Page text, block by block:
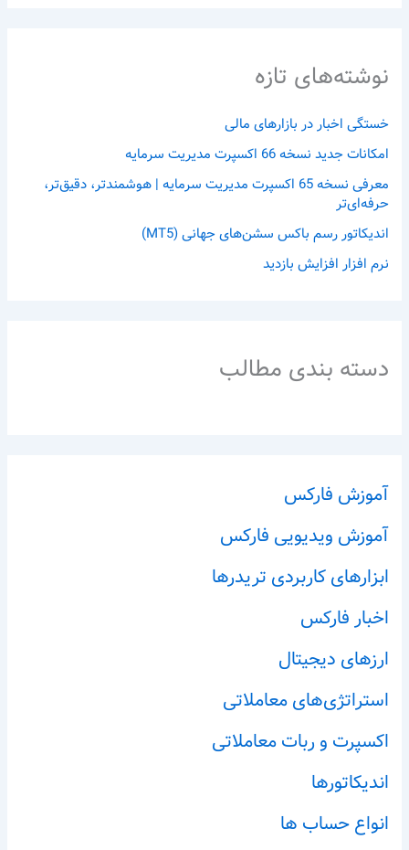
نوشته‌های تازه
خستگی اخبار در بازارهای مالی
امکانات جدید نسخه 66 اکسپرت مدیریت سرمایه
معرفی نسخه 65 اکسپرت مدیریت سرمایه | هوشمندتر، دقیق‌تر،
حرفه‌ای‌تر
اندیکاتور رسم باکس سشن‌های جهانی (MT5)
نرم افزار افزایش بازدید
دسته بندی مطالب
آموزش فارکس
آموزش ویدیویی فارکس
ابزارهای کاربردی تریدرها
اخبار فارکس
ارزهای دیجیتال
استراتژی‌های معاملاتی
اکسپرت و ربات معاملاتی
اندیکاتورها
انواع حساب ها